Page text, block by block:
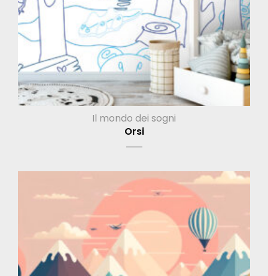
Il mondo dei sogni
Orsi